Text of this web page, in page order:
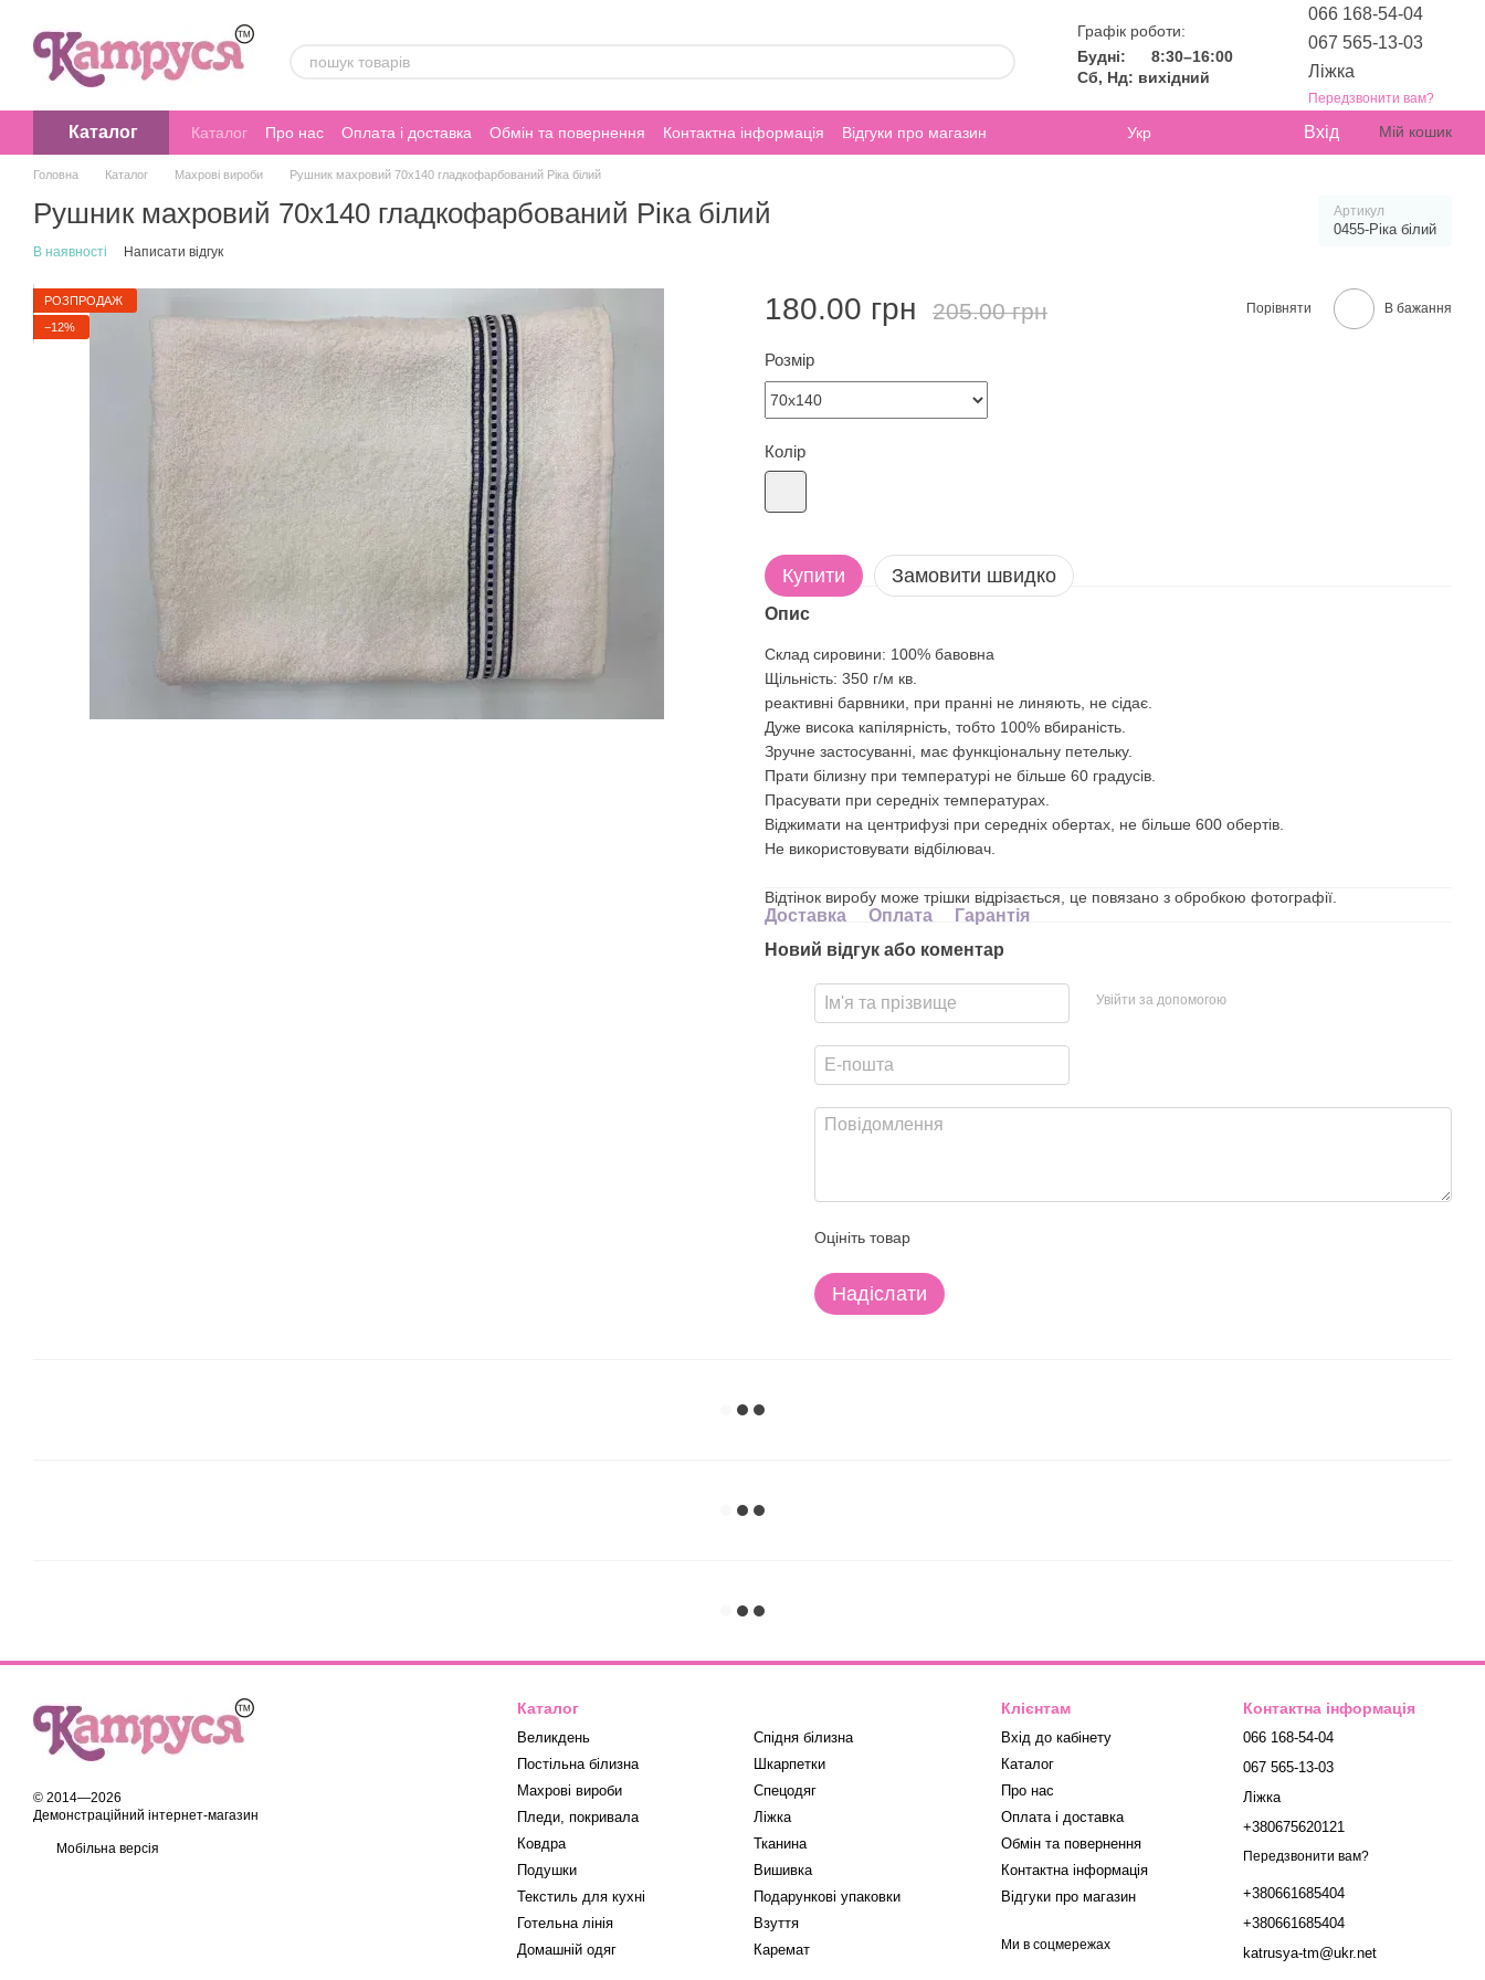
Графік роботи:
Будні:
8:30–16:00
Сб, Нд: вихідний
066 168-54-04
067 565-13-03
Ліжка
Передзвонити вам?
Каталог Каталог Про нас Оплата і доставка Обмін та повернення Контактна інформація Відгуки про магазин Укр Вхід Мій кошик
Головна Каталог Махрові вироби Рушник махровий 70х140 гладкофарбований Ріка білий
Рушник махровий 70х140 гладкофарбований Ріка білий Артикул
0455-Ріка білий
В наявності Написати відгук
РОЗПРОДАЖ
−12%
180.00 грн 205.00 грн Порівняти В бажання
Розмір
Колір
Купити Замовити швидко
Опис
Склад сировини: 100% бавовна
Щільність: 350 г/м кв.
реактивні барвники, при пранні не линяють, не сідає.
Дуже висока капілярність, тобто 100% вбираність.
Зручне застосуванні, має функціональну петельку.
Прати білизну при температурі не більше 60 градусів.
Прасувати при середніх температурах.
Віджимати на центрифузі при середніх обертах, не більше 600 обертів.
Не використовувати відбілювач.
Відтінок виробу може трішки відрізається, це повязано з обробкою фотографії.
Доставка Оплата
Гарантія
Новий відгук або коментар
Увійти за допомогою
Оцініть товар
Надіслати
© 2014—2026
Демонстраційний інтернет-магазин
Мобільна версія
Каталог
Великдень
Постільна білизна
Махрові вироби
Пледи, покривала
Ковдра
Подушки
Текстиль для кухні
Готельна лінія
Домашній одяг
Спідня білизна
Шкарпетки
Спецодяг
Ліжка
Тканина
Вишивка
Подарункові упаковки
Взуття
Каремат
Клієнтам
Вхід до кабінету
Каталог
Про нас
Оплата і доставка
Обмін та повернення
Контактна інформація
Відгуки про магазин
Ми в соцмережах
Контактна інформація
066 168-54-04
067 565-13-03
Ліжка
+380675620121
Передзвонити вам?
+380661685404
+380661685404
katrusya-tm@ukr.net